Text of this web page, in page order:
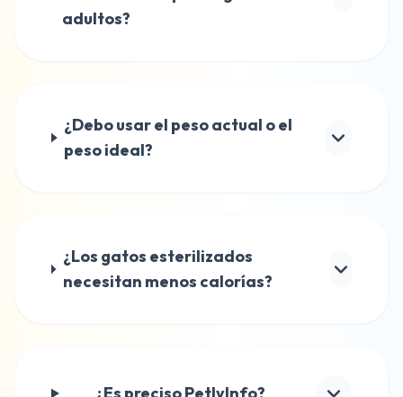
adultos?
¿Debo usar el peso actual o el
peso ideal?
¿Los gatos esterilizados
necesitan menos calorías?